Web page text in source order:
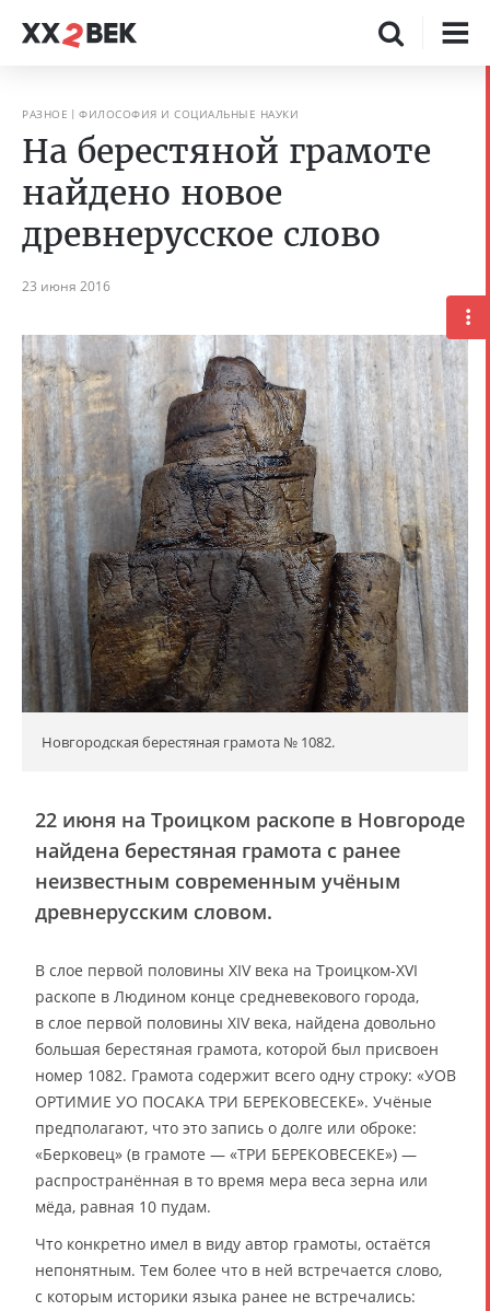
РАЗНОЕ ФИЛОСОФИЯ И СОЦИАЛЬНЫЕ НАУКИ
На берестяной грамоте
найдено новое
древнерусское слово
23 июня 2016
Новгородская берестяная грамота № 1082.
22 июня на Троицком раскопе в Новгороде
найдена берестяная грамота с ранее
неизвестным современным учёным
древнерусским словом.
В слое первой половины XIV века на Троицком-XVI
раскопе в Людином конце средневекового города,
в слое первой половины XIV века, найдена довольно
большая берестяная грамота, которой был присвоен
номер 1082. Грамота содержит всего одну строку: «УОВ
ОРТИМИЕ УО ПОСАКА ТРИ БЕРЕКОВЕСЕКЕ». Учёные
предполагают, что это запись о долге или оброке:
«Берковец» (в грамоте — «ТРИ БЕРЕКОВЕСЕКЕ») —
распространённая в то время мера веса зерна или
мёда, равная 10 пудам.
Что конкретно имел в виду автор грамоты, остаётся
непонятным. Тем более что в ней встречается слово,
с которым историки языка ранее не встречались: